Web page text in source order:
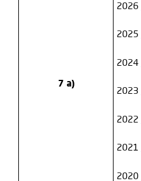
7 a)
2026
2025
2024
2023
2022
2021
2020